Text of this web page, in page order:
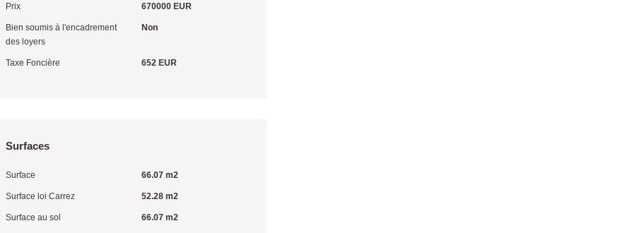
Prix 670000 EUR
Bien soumis à l'encadrement
des loyers
Non
Taxe Foncière 652 EUR
Surfaces
Surface 66.07 m2
Surface loi Carrez 52.28 m2
Surface au sol 66.07 m2